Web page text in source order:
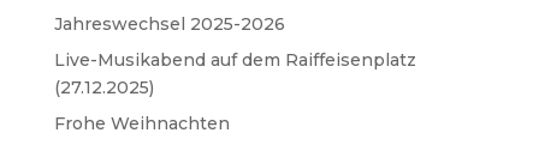
Jahreswechsel 2025-2026
Live-Musikabend auf dem Raiffeisenplatz
(27.12.2025)
Frohe Weihnachten